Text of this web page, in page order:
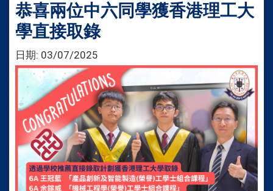
恭喜兩位中六同學獲香港理工大
學直接取錄
日期: 03/07/2025